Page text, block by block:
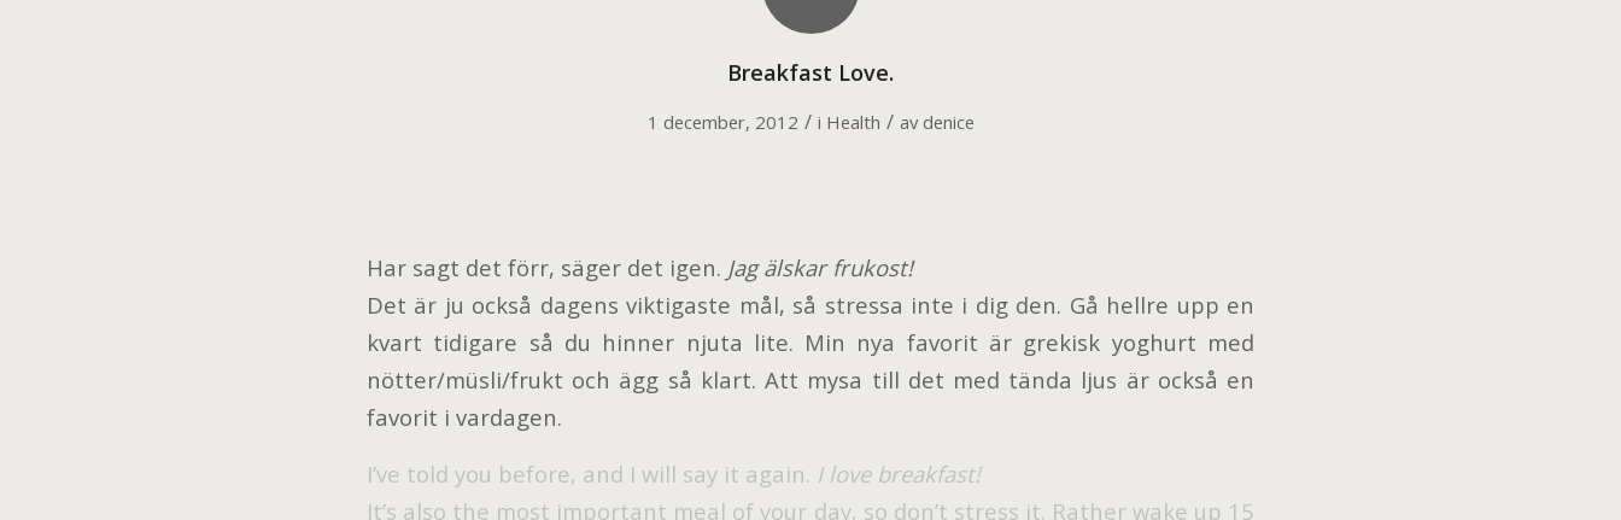
Breakfast Love.
1 december, 2012 / i Health / av denice
Har sagt det förr, säger det igen. Jag älskar frukost!
Det är ju också dagens viktigaste mål, så stressa inte i dig den. Gå hellre upp en
kvart tidigare så du hinner njuta lite. Min nya favorit är grekisk yoghurt med
nötter/müsli/frukt och ägg så klart. Att mysa till det med tända ljus är också en
favorit i vardagen.
I’ve told you before, and I will say it again. I love breakfast!
It’s also the most important meal of your day, so don’t stress it. Rather wake up 15